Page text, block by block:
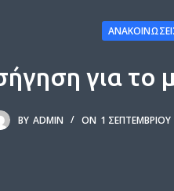
για το
BY ADMIN ON 1 ΣΕΠΤΕΜΒΡΊΟΥ